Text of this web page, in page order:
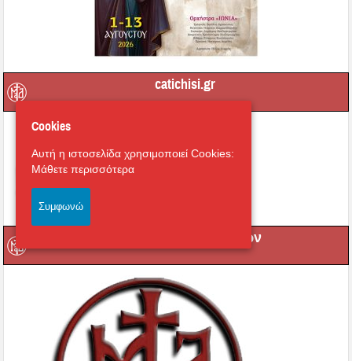
catichisi.gr
Μετάδοση Ακολουθιών
Cookies
Αυτή η ιστοσελίδα χρησιμοποιεί Cookies:
Μάθετε περισσότερα
Συμφωνώ